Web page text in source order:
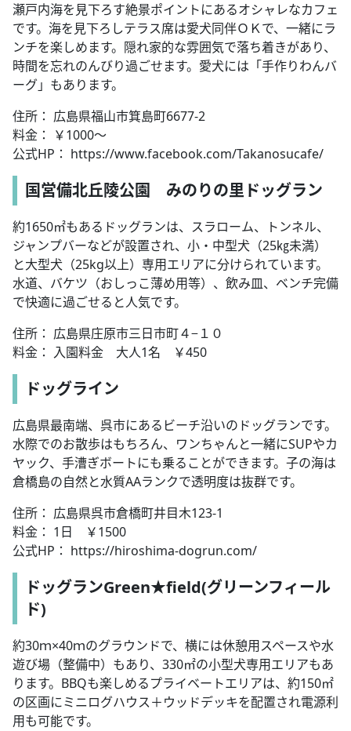
瀬戸内海を見下ろす絶景ポイントにあるオシャレなカフェ
です。海を見下ろしテラス席は愛犬同伴ＯＫで、一緒にラ
ンチを楽しめます。隠れ家的な雰囲気で落ち着きがあり、
時間を忘れのんびり過ごせます。愛犬には「手作りわんバ
ーグ」もあります。
住所： 広島県福山市箕島町6677-2
料金： ￥1000～
公式HP： https://www.facebook.com/Takanosucafe/
国営備北丘陵公園 みのりの里ドッグラン
約1650㎡もあるドッグランは、スラローム、トンネル、
ジャンプバーなどが設置され、小・中型犬（25㎏未満）
と大型犬（25kg以上）専用エリアに分けられています。
水道、バケツ（おしっこ薄め用等）、飲み皿、ベンチ完備
で快適に過ごせると人気です。
住所： 広島県庄原市三日市町４−１０
料金： 入園料金 大人1名 ￥450
ドッグライン
広島県最南端、呉市にあるビーチ沿いのドッグランです。
水際でのお散歩はもちろん、ワンちゃんと一緒にSUPやカ
ヤック、手漕ぎボートにも乗ることができます。子の海は
倉橋島の自然と水質AAランクで透明度は抜群です。
住所： 広島県呉市倉橋町井目木123-1
料金： 1日 ￥1500
公式HP： https://hiroshima-dogrun.com/
ドッグランGreen★field(グリーンフィール
ド)
約30ｍ×40ｍのグラウンドで、横には休憩用スペースや水
遊び場（整備中）もあり、330㎡の小型犬専用エリアもあ
ります。BBQも楽しめるプライベートエリアは、約150㎡
の区画にミニログハウス＋ウッドデッキを配置され電源利
用も可能です。